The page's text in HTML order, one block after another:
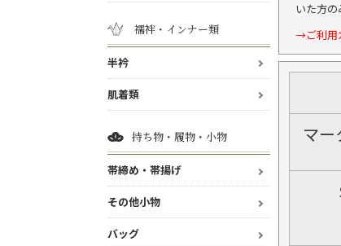
襦袢・インナー類
半衿
肌着類
持ち物・履物・小物
帯締め・帯揚げ
その他小物
バッグ
いた方
→ご利用
マー